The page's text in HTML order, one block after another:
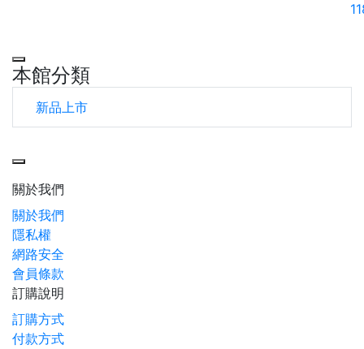
本館分類
新品上市
關於我們
關於我們
隱私權
網路安全
會員條款
訂購說明
訂購方式
付款方式